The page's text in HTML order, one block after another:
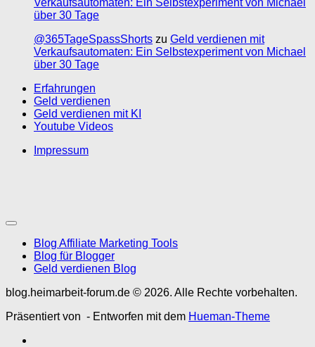
Verkaufsautomaten: Ein Selbstexperiment von Michael
über 30 Tage
@365TageSpassShorts zu Geld verdienen mit
Verkaufsautomaten: Ein Selbstexperiment von Michael
über 30 Tage
Erfahrungen
Geld verdienen
Geld verdienen mit KI
Youtube Videos
Impressum
Blog Affiliate Marketing Tools
Blog für Blogger
Geld verdienen Blog
blog.heimarbeit-forum.de © 2026. Alle Rechte vorbehalten.
Präsentiert von - Entworfen mit dem Hueman-Theme